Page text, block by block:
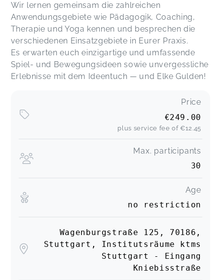
Wir lernen gemeinsam die zahlreichen
Anwendungsgebiete wie Pädagogik, Coaching,
Therapie und Yoga kennen und besprechen die
verschiedenen Einsatzgebiete in Eurer Praxis.
Es erwarten euch einzigartige und umfassende
Spiel- und Bewegungsideen sowie unvergessliche
Erlebnisse mit dem Ideentuch — und Elke Gulden!
Price
€249.00
plus service fee of€12.45
Max. participants
30
Age
no restriction
Wagenburgstraße 125, 70186,
Stuttgart, Institutsräume ktms
Stuttgart - Eingang
Kniebisstraße